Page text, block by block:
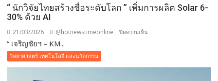
รถ
นัก
“ นักวิจัยไทยสร้างชื่อระดับโลก ” เพิ่มการผลิต Solar 6-
30% ด้วย AI
21/03/2026 @hotnewstimeonline ปิดความเห็น
“ เจริญชัยฯ – KM...
วิทยาศาสตร์ เทคโนโลยี และนวัตกรรม